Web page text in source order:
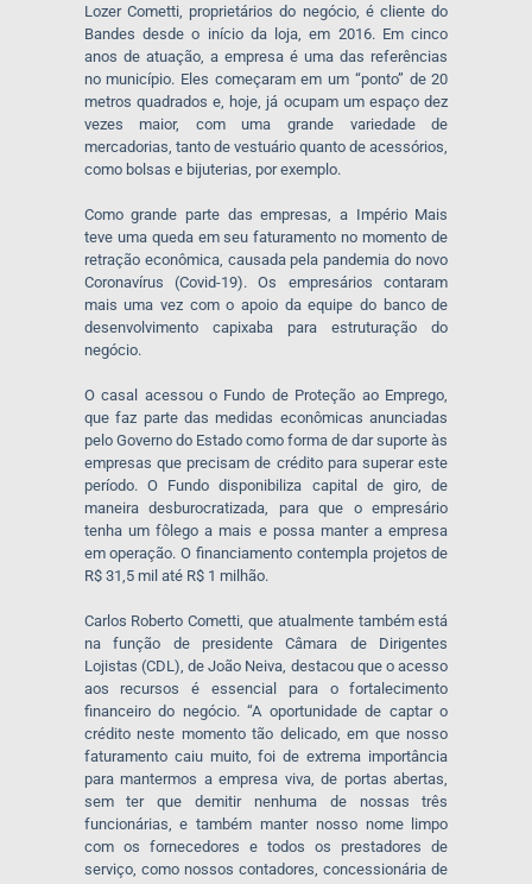
Lozer Cometti, proprietários do negócio, é cliente do
Bandes desde o início da loja, em 2016. Em cinco
anos de atuação, a empresa é uma das referências
no município. Eles começaram em um “ponto” de 20
metros quadrados e, hoje, já ocupam um espaço dez
vezes maior, com uma grande variedade de
mercadorias, tanto de vestuário quanto de acessórios,
como bolsas e bijuterias, por exemplo.
Como grande parte das empresas, a Império Mais
teve uma queda em seu faturamento no momento de
retração econômica, causada pela pandemia do novo
Coronavírus (Covid-19). Os empresários contaram
mais uma vez com o apoio da equipe do banco de
desenvolvimento capixaba para estruturação do
negócio.
O casal acessou o Fundo de Proteção ao Emprego,
que faz parte das medidas econômicas anunciadas
pelo Governo do Estado como forma de dar suporte às
empresas que precisam de crédito para superar este
período. O Fundo disponibiliza capital de giro, de
maneira desburocratizada, para que o empresário
tenha um fôlego a mais e possa manter a empresa
em operação. O financiamento contempla projetos de
R$ 31,5 mil até R$ 1 milhão.
Carlos Roberto Cometti, que atualmente também está
na função de presidente Câmara de Dirigentes
Lojistas (CDL), de João Neiva, destacou que o acesso
aos recursos é essencial para o fortalecimento
financeiro do negócio. “A oportunidade de captar o
crédito neste momento tão delicado, em que nosso
faturamento caiu muito, foi de extrema importância
para mantermos a empresa viva, de portas abertas,
sem ter que demitir nenhuma de nossas três
funcionárias, e também manter nosso nome limpo
com os fornecedores e todos os prestadores de
serviço, como nossos contadores, concessionária de